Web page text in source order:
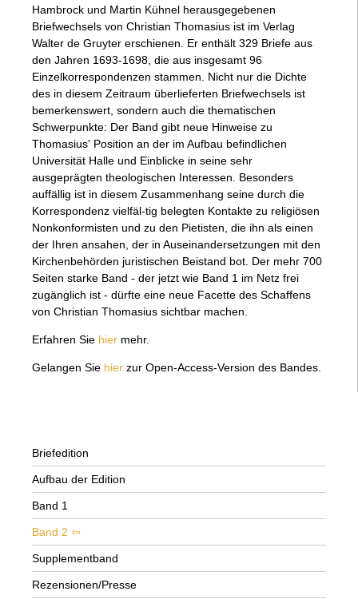
Hambrock und Martin Kühnel herausgegebenen
Briefwechsels von Christian Thomasius ist im Verlag
Walter de Gruyter erschienen. Er enthält 329 Briefe aus
den Jahren 1693-1698, die aus insgesamt 96
Einzelkorrespondenzen stammen. Nicht nur die Dichte
des in diesem Zeitraum überlieferten Briefwechsels ist
bemerkenswert, sondern auch die thematischen
Schwerpunkte: Der Band gibt neue Hinweise zu
Thomasius' Position an der im Aufbau befindlichen
Universität Halle und Einblicke in seine sehr
ausgeprägten theologischen Interessen. Besonders
auffällig ist in diesem Zusammenhang seine durch die
Korrespondenz vielfäl-tig belegten Kontakte zu religiösen
Nonkonformisten und zu den Pietisten, die ihn als einen
der Ihren ansahen, der in Auseinandersetzungen mit den
Kirchenbehörden juristischen Beistand bot. Der mehr 700
Seiten starke Band - der jetzt wie Band 1 im Netz frei
zugänglich ist - dürfte eine neue Facette des Schaffens
von Christian Thomasius sichtbar machen.
Erfahren Sie hier mehr.
Gelangen Sie hier zur Open-Access-Version des Bandes.
Briefedition
Aufbau der Edition
Band 1
Band 2
Supplementband
Rezensionen/Presse